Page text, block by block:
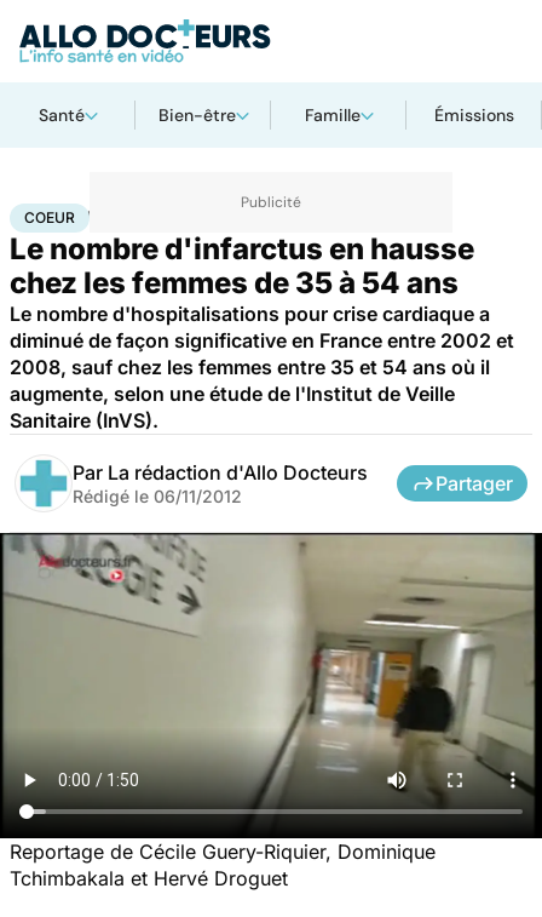
Santé Bien-être Famille Émissions
AccueilSanté Maladies cardiaques
COEUR
Le nombre d'infarctus en hausse
chez les femmes de 35 à 54 ans
Le nombre d'hospitalisations pour crise cardiaque a
diminué de façon significative en France entre 2002 et
2008, sauf chez les femmes entre 35 et 54 ans où il
augmente, selon une étude de l'Institut de Veille
Sanitaire (InVS).
Par La rédaction d'Allo Docteurs
Rédigé le 06/11/2012
Partager
Reportage de Cécile Guery-Riquier, Dominique
Tchimbakala et Hervé Droguet